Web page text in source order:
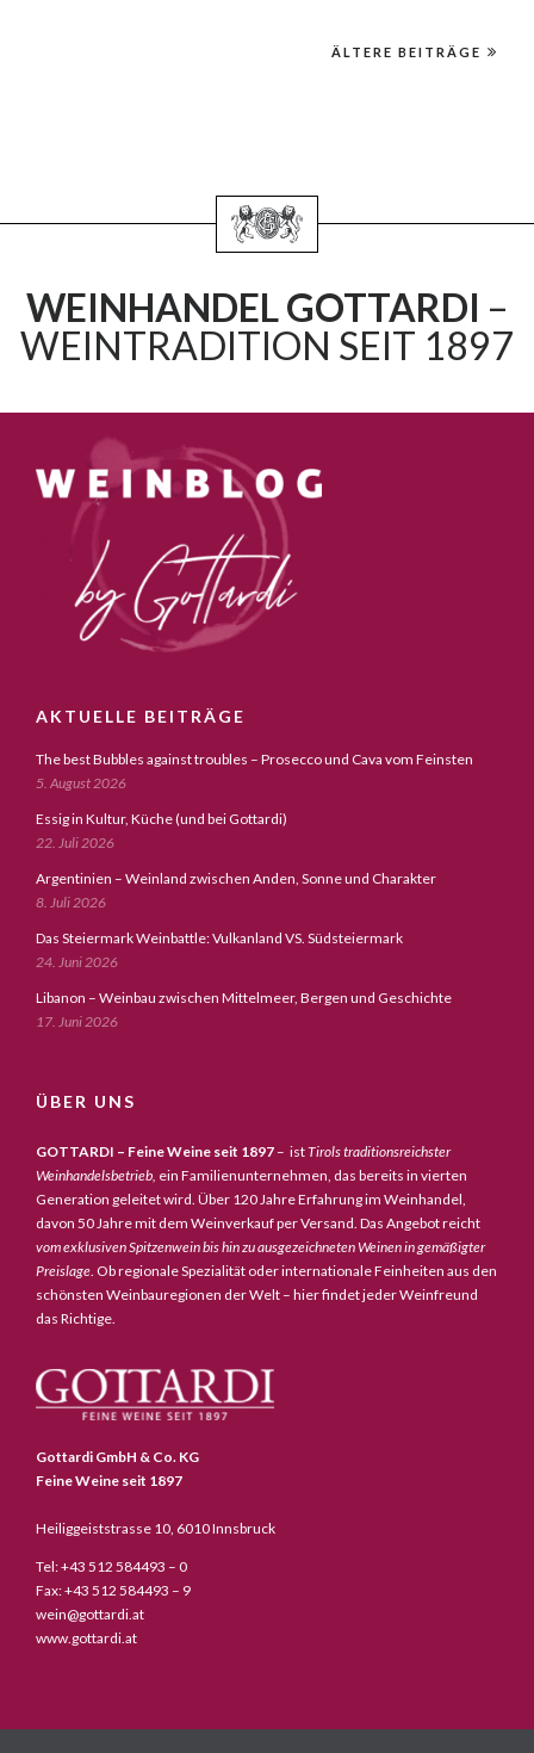
ÄLTERE BEITRÄGE
WEINHANDEL GOTTARDI –
WEINTRADITION SEIT 1897
AKTUELLE BEITRÄGE
The best Bubbles against troubles – Prosecco und Cava vom Feinsten
5. August 2026
Essig in Kultur, Küche (und bei Gottardi)
22. Juli 2026
Argentinien – Weinland zwischen Anden, Sonne und Charakter
8. Juli 2026
Das Steiermark Weinbattle: Vulkanland VS. Südsteiermark
24. Juni 2026
Libanon – Weinbau zwischen Mittelmeer, Bergen und Geschichte
17. Juni 2026
ÜBER UNS
GOTTARDI – Feine Weine seit 1897 – istTirols traditionsreichster
Weinhandelsbetrieb, ein Familienunternehmen, das bereits in vierten
Generation geleitet wird. Über 120 Jahre Erfahrung im Weinhandel,
davon 50 Jahre mit dem Weinverkauf per Versand. Das Angebot reicht
vom exklusiven Spitzenwein bis hin zu ausgezeichneten Weinen in gemäßigter
Preislage . Ob regionale Spezialität oder internationale Feinheiten aus den
schönsten Weinbauregionen der Welt – hier findet jeder Weinfreund
das Richtige.
Gottardi GmbH & Co. KG
Feine Weine seit 1897
Heiliggeiststrasse 10, 6010 Innsbruck
Tel: +43 512 584493 – 0
Fax: +43 512 584493 – 9
wein@gottardi.at
www.gottardi.at